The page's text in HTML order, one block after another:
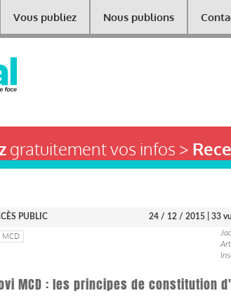
Vous publiez Nous publions
gratuitement vos infos >
PUBLIC 24 / 12 / 2015 | 33
MCD
MCD : les principes de constitution